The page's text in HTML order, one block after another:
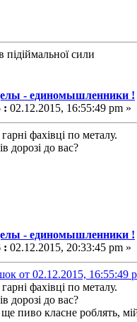
підіймальної сили
- единомышленники !
: 02.12.2015, 16:55:49 pm »
фахівці по металу.
дорозі до вас?
- единомышленники !
: 02.12.2015, 20:33:45 pm »
от 02.12.2015, 16:55:49
фахівці по металу.
дорозі до вас?
пиво класне роблять,